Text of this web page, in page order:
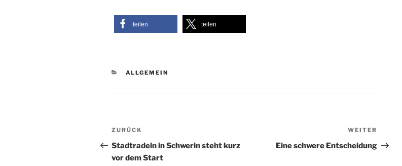
teilen teilen
KATEGORIEN
ALLGEMEIN
Beitragsnavigation
Vorheriger
Beitrag
ZURÜCK
Stadtradeln in Schwerin steht kurz
vor dem Start
Beitrag
WEITER
Eine schwere Entscheidung